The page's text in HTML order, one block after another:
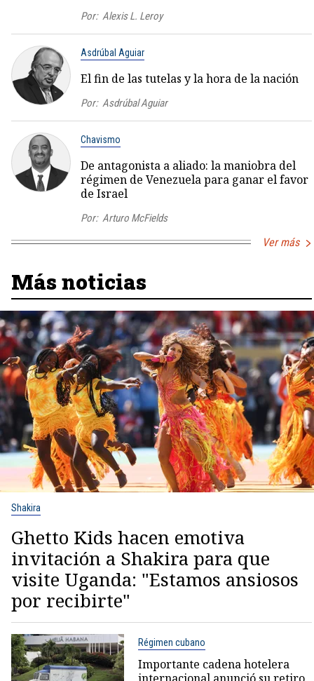
Por: Alexis L. Leroy
Asdrúbal Aguiar
El fin de las tutelas y la hora de la nación
Por: Asdrúbal Aguiar
Chavismo
De antagonista a aliado: la maniobra del
régimen de Venezuela para ganar el favor
de Israel
Por: Arturo McFields
Ver más
Más noticias
Shakira
Ghetto Kids hacen emotiva
invitación a Shakira para que
visite Uganda: "Estamos ansiosos
por recibirte"
Régimen cubano
Importante cadena hotelera